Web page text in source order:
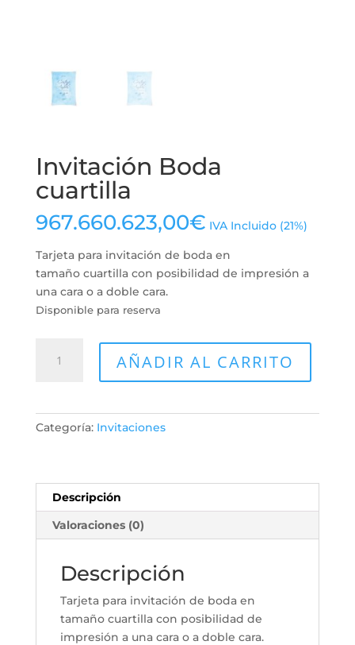
Invitación Boda
cuartilla
967.660.623,00€ IVA Incluido (21%)
Tarjeta para invitación de boda en
tamaño cuartilla con posibilidad de impresión a
una cara o a doble cara.
Disponible para reserva
Boda
AÑADIR AL CARRITO
Categoría: Invitaciones
Descripción
Valoraciones (0)
Descripción
Tarjeta para invitación de boda en
tamaño cuartilla con posibilidad de
impresión a una cara o a doble cara.